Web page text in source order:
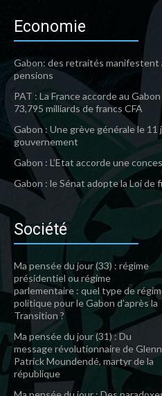
Economie
Gabon: des retraités manifestent
pensions
PAT : La France accorde au
73,795 milliards de francs CFA
Gabon : Une grève générale le 11
gouvernement
Gabon : L’Etat accorde une
Gabon : le Sénat adopte la Loi de
Société
Ma pensée du jour (33) : régime
présidentiel ou régime
parlementaire : quel type de
politique pour le Gabon d’après la
Transition ?
Ma pensée du jour (31) : Du
message révolutionnaire de Glenn
Patrick Moundendé, martyr de la
république